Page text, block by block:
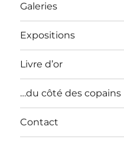
Galeries
Expositions
Livre d’or
…du côté des copains
Contact